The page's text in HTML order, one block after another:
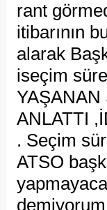
rant
itibarının
alarak
iseçim
YAŞANAN
ANLATTI
. Seçim
ATSO